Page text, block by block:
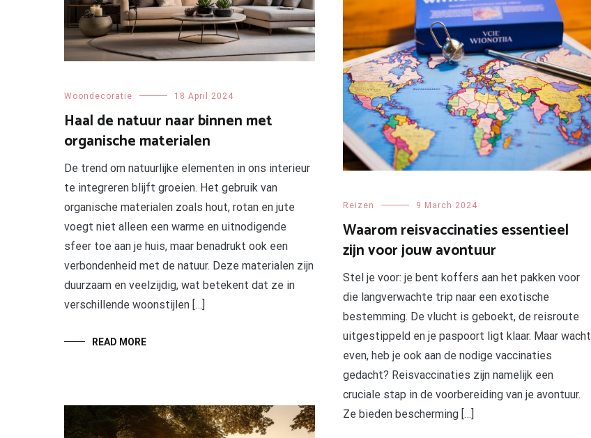
Woondecoratie 18 April 2024
Haal de natuur naar binnen met
organische materialen
De trend om natuurlijke elementen in ons interieur
te integreren blijft groeien. Het gebruik van
organische materialen zoals hout, rotan en jute
voegt niet alleen een warme en uitnodigende
sfeer toe aan je huis, maar benadrukt ook een
verbondenheid met de natuur. Deze materialen zijn
duurzaam en veelzijdig, wat betekent dat ze in
verschillende woonstijlen […]
READ MORE
Reizen 9 March 2024
Waarom reisvaccinaties essentieel
zijn voor jouw avontuur
Stel je voor: je bent koffers aan het pakken voor
die langverwachte trip naar een exotische
bestemming. De vlucht is geboekt, de reisroute
uitgestippeld en je paspoort ligt klaar. Maar wacht
even, heb je ook aan de nodige vaccinaties
gedacht? Reisvaccinaties zijn namelijk een
cruciale stap in de voorbereiding van je avontuur.
Ze bieden bescherming […]